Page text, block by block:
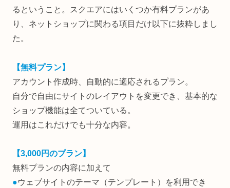
るということ。スクエアにはいくつか有料プランがあ
り、ネットショップに関わる項目だけ以下に抜粋しまし
た。
【無料プラン】
アカウント作成時、自動的に適応されるプラン。
自分で自由にサイトのレイアウトを変更でき、基本的な
ショップ機能は全てついている。
運用はこれだけでも十分な内容。
【3,000円のプラン】
無料プランの内容に加えて
●ウェブサイトのテーマ（テンプレート）を利用でき